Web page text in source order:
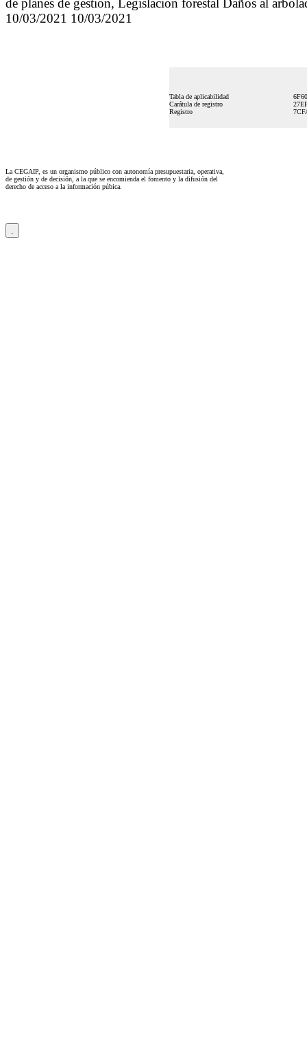
de planes de gestion, Legislacion forestal Daños al
10/03/2021 10/03/2021
Tabla de aplicabilidad
Carátula de registro
Registro
La CEGAIP, es un organismo público con autonomía presupuestaria, operativa,
de gestión y de decisión, a la que se encomienda el fomento y la difusión del
derecho de acceso a la información púbica.